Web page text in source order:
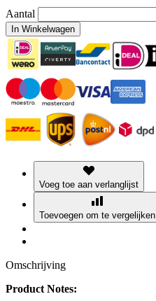
Aantal
In Winkelwagen
Voeg toe aan verlanglijst
Toevoegen om te vergelijken
Omschrijving
Product Notes: